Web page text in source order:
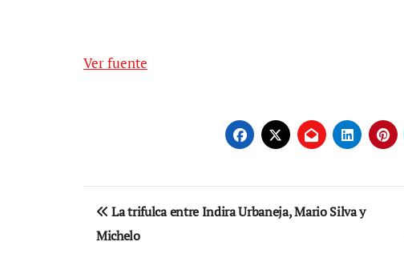
Ver fuente
Navegación
de
La trifulca entre Indira Urbaneja, Mario Silva y
Michelo